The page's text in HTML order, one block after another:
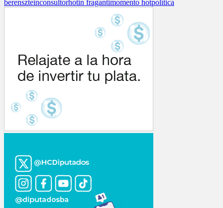
berenszteinconsultorhotin fragantimomento hotpolítica